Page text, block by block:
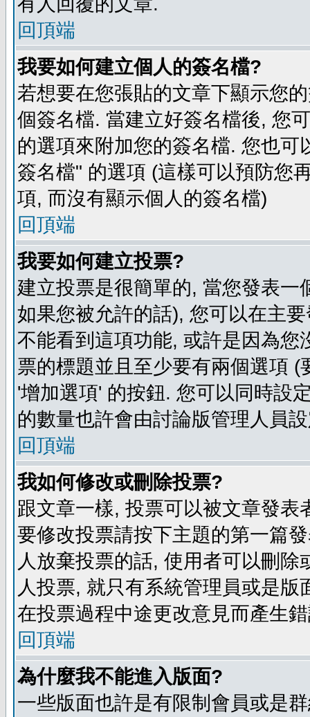
回頂端
我要如何建立個人的簽名檔?
若想要在您張貼的文章下顯示您
個簽名檔. 當建立好簽名檔後, 您
的選項來附加您的簽名檔. 您也
簽名檔" 的選項 (這樣可以預防您
項, 而沒有顯示個人的簽名檔)
回頂端
我要如何建立投票?
建立投票是很簡單的, 當您發表
如果您被允許的話), 您可以在主
不能看到這項功能, 或許是因為
票的標題並且至少要有兩個選項
'增加選項' 的按鈕. 您可以同時設
的數量也許會由討論版管理人員
回頂端
我如何修改或刪除投票?
跟文章一樣, 投票可以被文章發
要修改投票請按下主題的第一篇
人放棄投票的話, 使用者可以刪
人投票, 就只有系統管理員或是
在投票過程中途更改意見而產生
回頂端
為什麼我不能進入版面?
一些版面也許是有限制會員或是